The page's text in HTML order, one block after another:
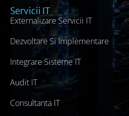
Servicii IT
Externalizare Servicii IT
Dezvoltare Si Implementare
Integrare Sisteme IT
Audit IT
Consultanta IT